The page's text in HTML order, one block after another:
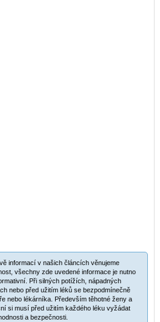
informací v našich článcích věnujeme
všechny zde uvedené informace je nutno
Při silných potížích, nápadných
nebo před užitím léků se bezpodmínečně
nebo lékárníka. Především těhotné ženy a
si musí před užitím každého léku vyžádat
a bezpečnosti.